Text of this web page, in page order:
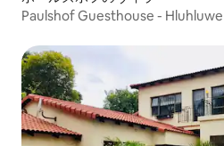
Paulshof Guesthouse -